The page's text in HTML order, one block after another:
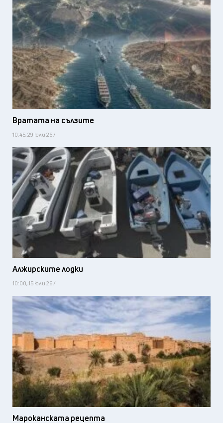
Вратата на сълзите
10:45, 29 юли 26 /
Алжирските лодки
10:00, 15 юли 26 /
Мароканската рецепта